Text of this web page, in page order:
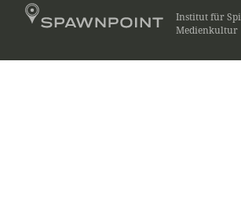
Institut für
Medienkultur